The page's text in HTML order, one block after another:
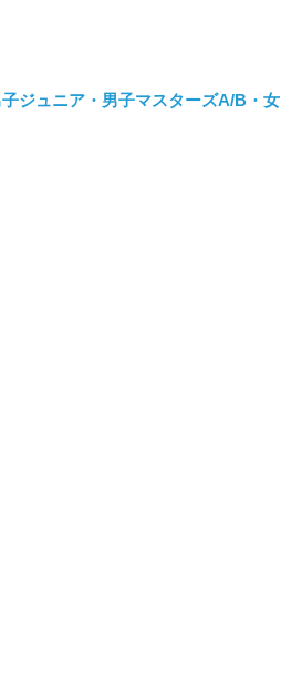
ジュニア・男子マスターズA/B・女